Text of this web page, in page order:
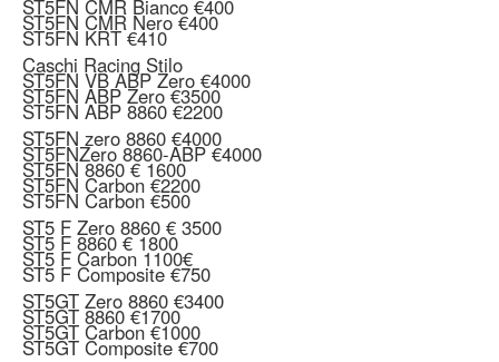
ST5FN CMR Bianco €400
ST5FN CMR Nero €400
ST5FN KRT €410
Caschi Racing Stilo
ST5FN VB ABP Zero €4000
ST5FN ABP Zero €3500
ST5FN ABP 8860 €2200
ST5FN zero 8860 €4000
ST5FNZero 8860-ABP €4000
ST5FN 8860 € 1600
ST5FN Carbon €2200
ST5FN Carbon €500
ST5 F Zero 8860 € 3500
ST5 F 8860 € 1800
ST5 F Carbon 1100€
ST5 F Composite €750
ST5GT Zero 8860 €3400
ST5GT 8860 €1700
ST5GT Carbon €1000
ST5GT Composite €700